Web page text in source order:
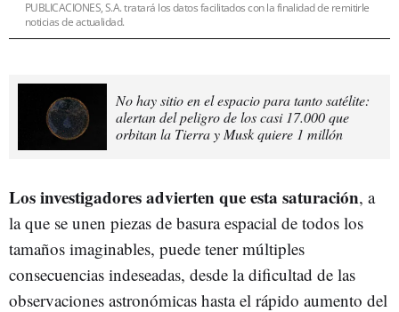
PUBLICACIONES, S.A. tratará los datos facilitados con la finalidad de remitirle
noticias de actualidad.
No hay sitio en el espacio para tanto satélite:
alertan del peligro de los casi 17.000 que
orbitan la Tierra y Musk quiere 1 millón
Los investigadores advierten que esta saturación, a
la que se unen piezas de basura espacial de todos los
tamaños imaginables, puede tener múltiples
consecuencias indeseadas, desde la dificultad de las
observaciones astronómicas hasta el rápido aumento del